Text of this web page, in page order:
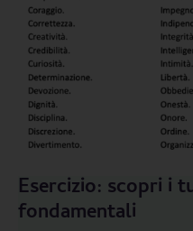
Esercizio: scopri i
fondamentali